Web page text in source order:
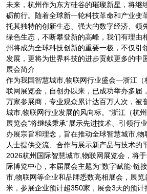
未来，杭州作为东方硅谷的璀璨新星，将继
砺前行。随着全球新一轮科技革命和产业变
托其独特的创新生态、强大的数字经济、领
绿色生态，不断攀登新的高峰，我们有理由
州将成为全球科技创新的重要一极，不仅引
发展，更将为世界科技的进步贡献更多的中
展会简介
作为我国智慧城市,物联网行业盛会—浙江（
联网展览会，自创办以来，已成功举办多届
万家参展商，专业观众累计达百万人次，被
城市,物联网行业发展的风向标。“浙江（杭
展览会”将继续秉承“展示先进技术、引领行
办展宗旨和理念，旨在推动全球智慧城市,
人士提供交流、合作与展示新产品与技术的
2026杭州国际智慧城市,物联网展览会，将
际博览中心，本届展会主题为“数字赋能·链
市,物联网等企业和品牌悉数亮相展会，展
米，参展企业预计超350家，展会3天的预计